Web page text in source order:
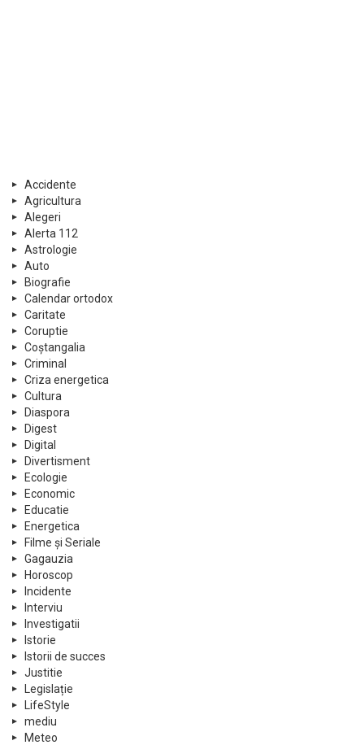
Accidente
Agricultura
Alegeri
Alerta 112
Astrologie
Auto
Biografie
Calendar ortodox
Caritate
Coruptie
Coștangalia
Criminal
Criza energetica
Cultura
Diaspora
Digest
Digital
Divertisment
Ecologie
Economic
Educatie
Energetica
Filme și Seriale
Gagauzia
Horoscop
Incidente
Interviu
Investigatii
Istorie
Istorii de succes
Justitie
Legislație
LifeStyle
mediu
Meteo